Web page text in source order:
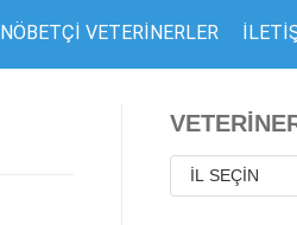
NÖBETÇI VETERINERLER